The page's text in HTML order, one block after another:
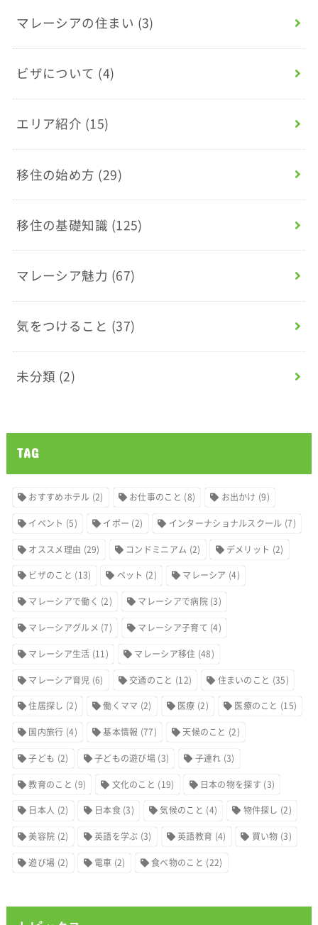
マレーシアの住まい (3)
ビザについて (4)
エリア紹介 (15)
移住の始め方 (29)
移住の基礎知識 (125)
マレーシア魅力 (67)
気をつけること (37)
未分類 (2)
TAG
おすすめホテル (2) お仕事のこと (8) お出かけ (9)
イベント (5) イポー (2) インターナショナルスクール (7)
オススメ理由 (29) コンドミニアム (2) デメリット (2)
ビザのこと (13) ペット (2) マレーシア (4)
マレーシアで働く (2) マレーシアで病院(3)
マレーシアグルメ (7) マレーシア子育て (4)
マレーシア生活 (11) マレーシア移住 (48)
マレーシア育児 (6) 交通のこと (12) 住まいのこと (35)
住居探し (2) 働くママ (2) 医療 (2) 医療のこと (15)
国内旅行 (4) 基本情報 (77) 天候のこと (2)
子ども (2) 子どもの遊び場 (3) 子連れ (3)
教育のこと (9) 文化のこと (19) 日本の物を探す (3)
日本人 (2) 日本食(3) 気候のこと (4) 物件探し (2)
美容院 (2) 英語を学ぶ (3) 英語教育 (4) 買い物 (3)
遊び場 (2) 電車 (2) 食べ物のこと (22)